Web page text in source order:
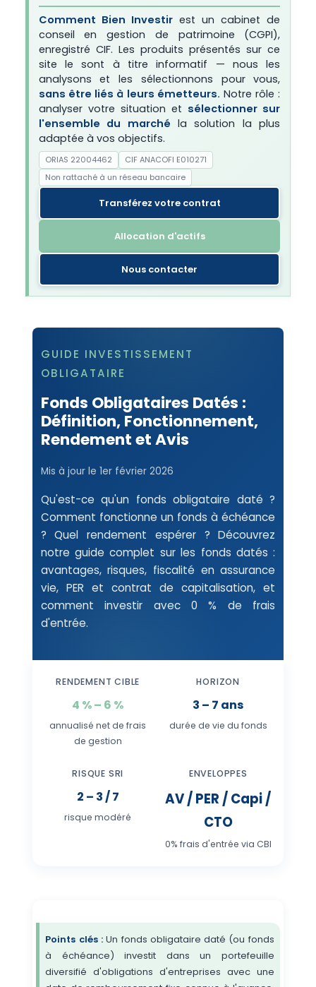
Comment Bien Investirest un cabinet de
conseil en gestion de patrimoine (CGPI),
enregistré CIF. Les produits présentés sur ce
site le sont à titre informatif — nous les
analysons et les sélectionnons pour vous,
sans être liés à leurs émetteurs. Notre rôle :
analyser votre situation et sélectionner sur
l'ensemble du marché la solution la plus
adaptée à vos objectifs.
ORIAS 22004462
CIF ANACOFI E010271
Non rattaché à un réseau bancaire
Transférez votre contrat
Allocation d'actifs
Nous contacter
GUIDE INVESTISSEMENT
OBLIGATAIRE
Fonds Obligataires Datés :
Définition, Fonctionnement,
Rendement et Avis
Mis à jour le 1er février 2026
Qu'est-ce qu'un fonds obligataire daté ?
Comment fonctionne un fonds à échéance
? Quel rendement espérer ? Découvrez
notre guide complet sur les fonds datés :
avantages, risques, fiscalité en assurance
vie, PER et contrat de capitalisation, et
comment investir avec 0 % de frais
d'entrée.
RENDEMENT CIBLE
4 % – 6 %
annualisé net de frais
de gestion
HORIZON
3 – 7 ans
durée de vie du fonds
RISQUE SRI
2 – 3 / 7
risque modéré
ENVELOPPES
AV / PER / Capi /
CTO
0% frais d'entrée via CBI
Points clés :Un fonds obligataire daté (ou fonds
à échéance) investit dans un portefeuille
diversifié d'obligations d'entreprises avec une